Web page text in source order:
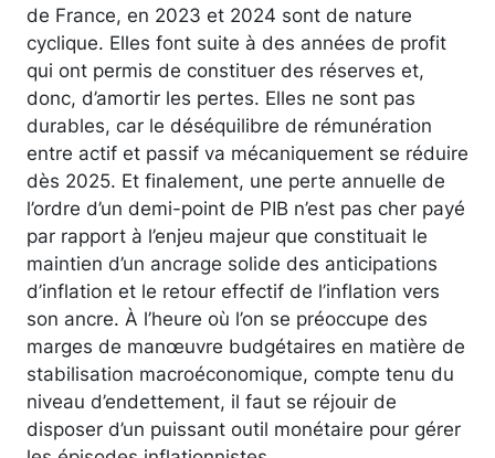
de France, en 2023 et 2024 sont de nature
cyclique. Elles font suite à des années de profit
qui ont permis de constituer des réserves et,
donc, d’amortir les pertes. Elles ne sont pas
durables, car le déséquilibre de rémunération
entre actif et passif va mécaniquement se réduire
dès 2025. Et finalement, une perte annuelle de
l’ordre d’un demi-point de PIB n’est pas cher payé
par rapport à l’enjeu majeur que constituait le
maintien d’un ancrage solide des anticipations
d’inflation et le retour effectif de l’inflation vers
son ancre. À l’heure où l’on se préoccupe des
marges de manœuvre budgétaires en matière de
stabilisation macroéconomique, compte tenu du
niveau d’endettement, il faut se réjouir de
disposer d’un puissant outil monétaire pour gérer